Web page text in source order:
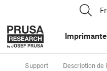
Support Description de